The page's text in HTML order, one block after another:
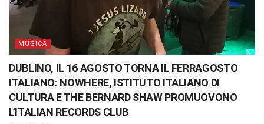
MUSICA
DUBLINO, IL 16 AGOSTO TORNA IL FERRAGOSTO
ITALIANO: NOWHERE, ISTITUTO ITALIANO DI
CULTURA E THE BERNARD SHAW PROMUOVONO
L’ITALIAN RECORDS CLUB